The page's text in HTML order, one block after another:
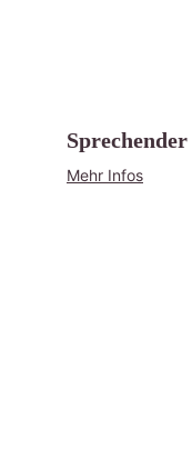
Mehr Infos